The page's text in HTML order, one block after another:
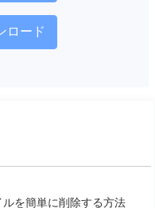
ロード
を簡単に削除する方法